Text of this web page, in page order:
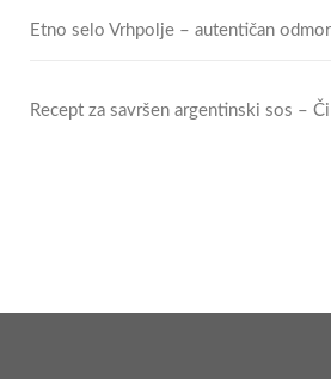
Etno selo Vrhpolje – autentičan
Recept za savršen argentinski sos –